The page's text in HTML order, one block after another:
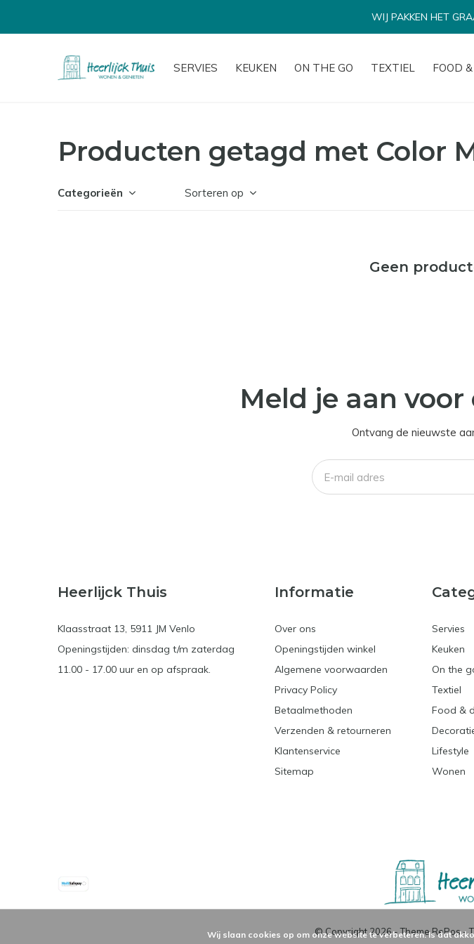
SERVIES KEUKEN ON THE GO TEXTIEL FOOD
WIJ PAKKEN HET
Producten getagd met Color
Categorieën Sorteren op
Geen
Meld je aan
Ontvang de nieuwste
Heerlijck Thuis
Klaasstraat 13, 5911 JM Venlo
Openingstijden: dinsdag t/m zaterdag
11.00 - 17.00 uur en op afspraak.
Informatie
Over ons
Openingstijden winkel
Algemene voorwaarden
Privacy Policy
Betaalmethoden
Verzenden & retourneren
Klantenservice
Sitemap
Servies
Keuken
On the
Textiel
Food &
Lifestyle
Wonen
© Copyright2026- Theme RePos -
Wij slaan cookies op om onze website te verbeteren. Is dat